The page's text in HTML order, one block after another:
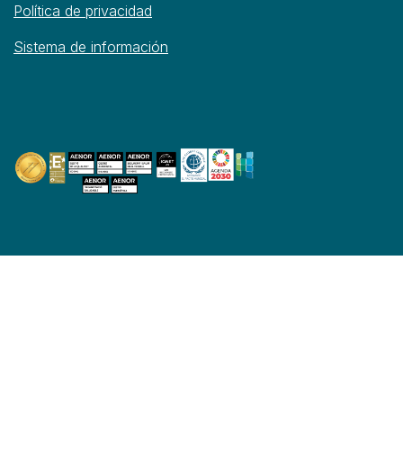
Política de privacidad
Sistema de información